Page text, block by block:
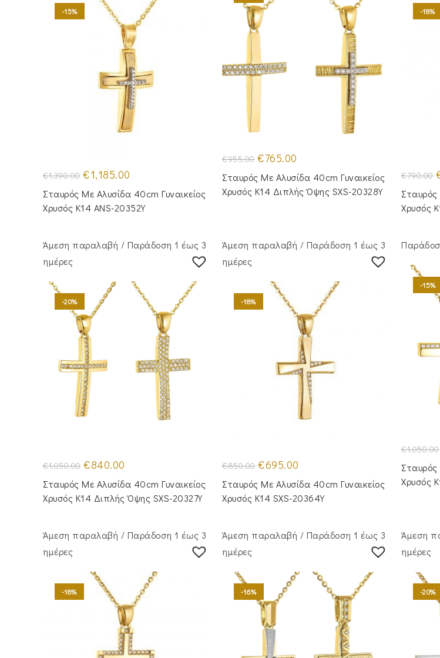
-15%
€1,390.00 Original
price
was:
€1,390.00.
€1,185.00
τιμή
είναι:
€1,185.00.
Σταυρός Με Αλυσίδα 40cm Γυναικείος
Χρυσός Κ14 ANS-20352Y
€955.00 Original
price
was:
€955.00.
€765.00
τιμή
είναι:
€765.00.
Σταυρός Με Αλυσίδα 40cm Γυναικείος
Χρυσός Κ14 Διπλής Όψης SXS-20328Y
-18%
€790.00
Σταυρός
Χρυσός
Άμεση παραλαβή / Παράδoση 1 έως 3
ημέρες
-20%
€1,050.00 Original
price
was:
€1,050.00.
€840.00
τιμή
είναι:
€840.00.
Σταυρός Με Αλυσίδα 40cm Γυναικείος
Χρυσός Κ14 Διπλής Όψης SXS-20327Y
Άμεση παραλαβή / Παράδoση 1 έως 3
ημέρες
-18%
€850.00 Original
price
was:
€850.00.
€695.00
τιμή
είναι:
€695.00.
Σταυρός Με Αλυσίδα 40cm Γυναικείος
Χρυσός Κ14 SXS-20364Y
-15%
€1,050.00
Σταυρός
Χρυσός
Άμεση παραλαβή / Παράδoση 1 έως 3
ημέρες
-18%
Άμεση παραλαβή / Παράδoση 1 έως 3
ημέρες
-16%
Άμεση
ημέρες
-20%